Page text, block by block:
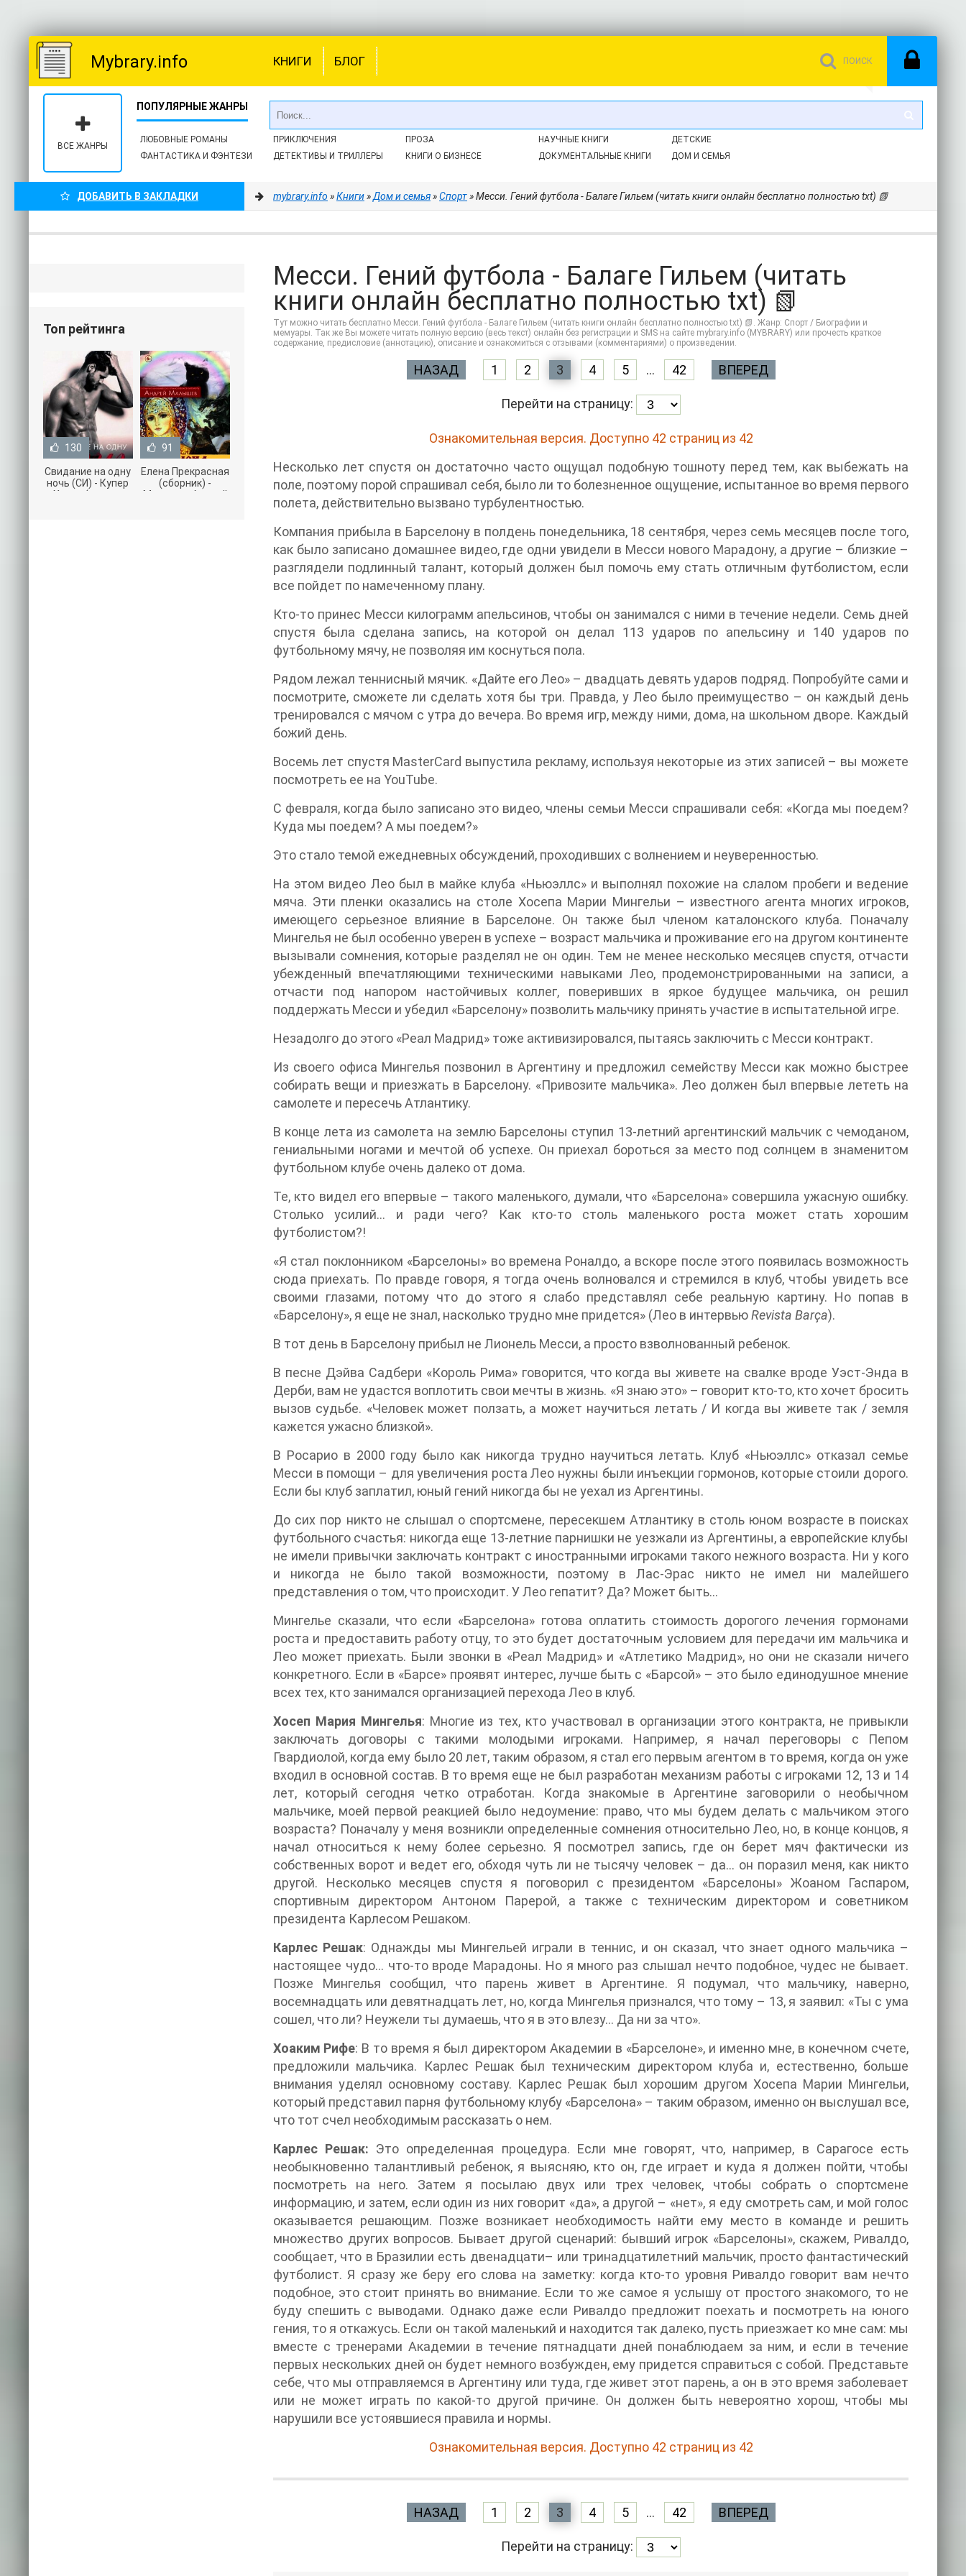
Mybrary.info КНИГИ БЛОГ
ЛЮБОВНЫЕ РОМАНЫ
ФАНТАСТИКА И ФЭНТЕЗИ
ПРИКЛЮЧЕНИЯ
ДЕТЕКТИВЫ И ТРИЛЛЕРЫ
ПРОЗА
КНИГИ О БИЗНЕСЕ
НАУЧНЫЕ КНИГИ
ДОКУМЕНТАЛЬНЫЕ КНИГИ
ДЕТСКИЕ
ДОМ И СЕМЬЯ
ВСЕ ЖАНРЫ
ДОБАВИТЬ В ЗАКЛАДКИ mybrary.info »Книги»Дом и семья»Спорт» Месси. Гений футбола - Балаге Гильем (читать книги онлайн бесплатно полностью txt) 📗
Месси. Гений футбола - Балаге Гильем (читать
книги онлайн бесплатно полностью txt) 📗
Тут можно читать бесплатно Месси. Гений футбола - Балаге Гильем (читать книги онлайн бесплатно полностью txt) 📗. Жанр: Спорт / Биографии и
мемуары. Так же Вы можете читать полную версию (весь текст) онлайн без регистрации и SMS на сайте mybrary.info (MYBRARY) или прочесть краткое
содержание, предисловие (аннотацию), описание и ознакомиться с отзывами (комментариями) о произведении.
НАЗАД 1 2 3 4 5 ... 42 ВПЕРЕД
Перейти на страницу:
Ознакомительная версия. Доступно 42 страниц из 42
Несколько лет спустя он достаточно часто ощущал подобную тошноту перед тем, как выбежать на
поле, поэтому порой спрашивал себя, было ли то болезненное ощущение, испытанное во время первого
полета, действительно вызвано турбулентностью.
Компания прибыла в Барселону в полдень понедельника, 18 сентября, через семь месяцев после того,
как было записано домашнее видео, где одни увидели в Месси нового Марадону, а другие – близкие –
разглядели подлинный талант, который должен был помочь ему стать отличным футболистом, если
все пойдет по намеченному плану.
Кто-то принес Месси килограмм апельсинов, чтобы он занимался с ними в течение недели. Семь дней
спустя была сделана запись, на которой он делал 113 ударов по апельсину и 140 ударов по
футбольному мячу, не позволяя им коснуться пола.
Рядом лежал теннисный мячик. «Дайте его Лео» – двадцать девять ударов подряд. Попробуйте сами и
посмотрите, сможете ли сделать хотя бы три. Правда, у Лео было преимущество – он каждый день
тренировался с мячом с утра до вечера. Во время игр, между ними, дома, на школьном дворе. Каждый
божий день.
Восемь лет спустя MasterCard выпустила рекламу, используя некоторые из этих записей – вы можете
посмотреть ее на YouTube.
С февраля, когда было записано это видео, члены семьи Месси спрашивали себя: «Когда мы поедем?
Куда мы поедем? А мы поедем?»
Это стало темой ежедневных обсуждений, проходивших с волнением и неуверенностью.
На этом видео Лео был в майке клуба «Ньюэллс» и выполнял похожие на слалом пробеги и ведение
мяча. Эти пленки оказались на столе Хосепа Марии Мингельи – известного агента многих игроков,
имеющего серьезное влияние в Барселоне. Он также был членом каталонского клуба. Поначалу
Мингелья не был особенно уверен в успехе – возраст мальчика и проживание его на другом континенте
вызывали сомнения, которые разделял не он один. Тем не менее несколько месяцев спустя, отчасти
убежденный впечатляющими техническими навыками Лео, продемонстрированными на записи, а
отчасти под напором настойчивых коллег, поверивших в яркое будущее мальчика, он решил
поддержать Месси и убедил «Барселону» позволить мальчику принять участие в испытательной игре.
Незадолго до этого «Реал Мадрид» тоже активизировался, пытаясь заключить с Месси контракт.
Из своего офиса Мингелья позвонил в Аргентину и предложил семейству Месси как можно быстрее
собирать вещи и приезжать в Барселону. «Привозите мальчика». Лео должен был впервые лететь на
самолете и пересечь Атлантику.
В конце лета из самолета на землю Барселоны ступил 13-летний аргентинский мальчик с чемоданом,
гениальными ногами и мечтой об успехе. Он приехал бороться за место под солнцем в знаменитом
футбольном клубе очень далеко от дома.
Те, кто видел его впервые – такого маленького, думали, что «Барселона» совершила ужасную ошибку.
Столько усилий… и ради чего? Как кто-то столь маленького роста может стать хорошим
футболистом?!
«Я стал поклонником «Барселоны» во времена Роналдо, а вскоре после этого появилась возможность
сюда приехать. По правде говоря, я тогда очень волновался и стремился в клуб, чтобы увидеть все
своими глазами, потому что до этого я слабо представлял себе реальную картину. Но попав в
«Барселону», я еще не знал, насколько трудно мне придется» (Лео в интервьюRevista Barça).
В тот день в Барселону прибыл не Лионель Месси, а просто взволнованный ребенок.
В песне Дэйва Садбери «Король Рима» говорится, что когда вы живете на свалке вроде Уэст-Энда в
Дерби, вам не удастся воплотить свои мечты в жизнь. «Я знаю это» – говорит кто-то, кто хочет бросить
вызов судьбе. «Человек может ползать, а может научиться летать / И когда вы живете так / земля
кажется ужасно близкой».
В Росарио в 2000 году было как никогда трудно научиться летать. Клуб «Ньюэллс» отказал семье
Месси в помощи – для увеличения роста Лео нужны были инъекции гормонов, которые стоили дорого.
Если бы клуб заплатил, юный гений никогда бы не уехал из Аргентины.
До сих пор никто не слышал о спортсмене, пересекшем Атлантику в столь юном возрасте в поисках
футбольного счастья: никогда еще 13-летние парнишки не уезжали из Аргентины, а европейские клубы
не имели привычки заключать контракт с иностранными игроками такого нежного возраста. Ни у кого
и никогда не было такой возможности, поэтому в Лас-Эрас никто не имел ни малейшего
представления о том, что происходит. У Лео гепатит? Да? Может быть…
Мингелье сказали, что если «Барселона» готова оплатить стоимость дорогого лечения гормонами
роста и предоставить работу отцу, то это будет достаточным условием для передачи им мальчика и
Лео может приехать. Были звонки в «Реал Мадрид» и «Атлетико Мадрид», но они не сказали ничего
конкретного. Если в «Барсе» проявят интерес, лучше быть с «Барсой» – это было единодушное мнение
всех тех, кто занимался организацией перехода Лео в клуб.
Хосеп Мария Мингелья: Многие из тех, кто участвовал в организации этого контракта, не привыкли
заключать договоры с такими молодыми игроками. Например, я начал переговоры с Пепом
Гвардиолой, когда ему было 20 лет, таким образом, я стал его первым агентом в то время, когда он уже
входил в основной состав. В то время еще не был разработан механизм работы с игроками 12, 13 и 14
лет, который сегодня четко отработан. Когда знакомые в Аргентине заговорили о необычном
мальчике, моей первой реакцией было недоумение: право, что мы будем делать с мальчиком этого
возраста? Поначалу у меня возникли определенные сомнения относительно Лео, но, в конце концов, я
начал относиться к нему более серьезно. Я посмотрел запись, где он берет мяч фактически из
собственных ворот и ведет его, обходя чуть ли не тысячу человек – да… он поразил меня, как никто
другой. Несколько месяцев спустя я поговорил с президентом «Барселоны» Жоаном Гаспаром,
спортивным директором Антоном Парерой, а также с техническим директором и советником
президента Карлесом Решаком.
Карлес Решак: Однажды мы Мингельей играли в теннис, и он сказал, что знает одного мальчика –
настоящее чудо… что-то вроде Марадоны. Но я много раз слышал нечто подобное, чудес не бывает.
Позже Мингелья сообщил, что парень живет в Аргентине. Я подумал, что мальчику, наверно,
восемнадцать или девятнадцать лет, но, когда Мингелья признался, что тому – 13, я заявил: «Ты с ума
сошел, что ли? Неужели ты думаешь, что я в это влезу… Да ни за что».
Хоаким Рифе: В то время я был директором Академии в «Барселоне», и именно мне, в конечном счете,
предложили мальчика. Карлес Решак был техническим директором клуба и, естественно, больше
внимания уделял основному составу. Карлес Решак был хорошим другом Хосепа Марии Мингельи,
который представил парня футбольному клубу «Барселона» – таким образом, именно он выслушал все,
что тот счел необходимым рассказать о нем.
Карлес Решак: Это определенная процедура. Если мне говорят, что, например, в Сарагосе есть
необыкновенно талантливый ребенок, я выясняю, кто он, где играет и куда я должен пойти, чтобы
посмотреть на него. Затем я посылаю двух или трех человек, чтобы собрать о спортсмене
информацию, и затем, если один из них говорит «да», а другой – «нет», я еду смотреть сам, и мой голос
оказывается решающим. Позже возникает необходимость найти ему место в команде и решить
множество других вопросов. Бывает другой сценарий: бывший игрок «Барселоны», скажем, Ривалдо,
сообщает, что в Бразилии есть двенадцати– или тринадцатилетний мальчик, просто фантастический
футболист. Я сразу же беру его слова на заметку: когда кто-то уровня Ривалдо говорит вам нечто
подобное, это стоит принять во внимание. Если то же самое я услышу от простого знакомого, то не
буду спешить с выводами. Однако даже если Ривалдо предложит поехать и посмотреть на юного
гения, то я откажусь. Если он такой маленький и находится так далеко, пусть приезжает ко мне сам: мы
вместе с тренерами Академии в течение пятнадцати дней понаблюдаем за ним, и если в течение
первых нескольких дней он будет немного возбужден, ему придется справиться с собой. Представьте
себе, что мы отправляемся в Аргентину или туда, где живет этот парень, а он в это время заболевает
или не может играть по какой-то другой причине. Он должен быть невероятно хорош, чтобы мы
нарушили все устоявшиеся правила и нормы.
Ознакомительная версия. Доступно 42 страниц из 42
НАЗАД 1 2 3 4 5 ... 42 ВПЕРЕД
Перейти на страницу:
Топ рейтинга
130
Свидание на одну
ночь (СИ) - Купер
Хелен (читать
91
Елена Прекрасная
(сборник) -
Малышев Андрей